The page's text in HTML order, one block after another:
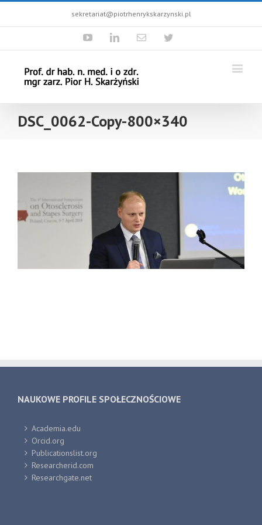
sekretariat@piotrhenrykskarzynski.pl
YoutubeLinkedinEmail Twitter
DSC_0062-Copy-800×340
NAUKOWE PROFILE SPOŁECZNOŚCIOWE
Academia.edu
Orcid.org
Publicationslist.org
Researcherid.com
Researchgate.net